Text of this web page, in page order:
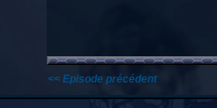
<< Episode précédent